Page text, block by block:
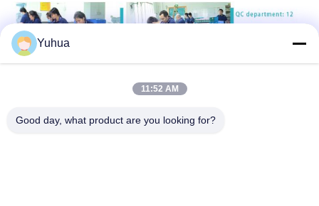
Yuhua
11:52 AM
Good day, what product are you looking for?